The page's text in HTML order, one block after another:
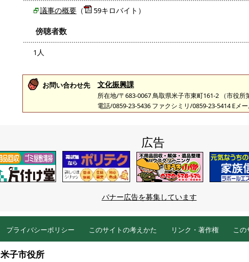
議事の概要 （ 59キロバイト）
傍聴者数
1人
お問い合わせ先 文化振興課
所在地/〒683-0067 鳥取県米子市東町161-2 （市役所
電話/0859-23-5436 ファクシミリ/0859-23-5414 Eメ
広告
バナー広告を募集しています
プライバシーポリシー このサイトの考えかた リンク・著作権 この
米子市役所